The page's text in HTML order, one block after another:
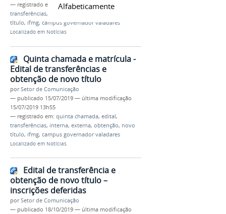
Alfabeticamente
— registrado em:
quarta chamada,edital
transferências,
título, ifmg, campus governador valadares
Localizado em Notícias
Quinta chamada e matrícula -
Edital de transferências e
obtenção de novo título
porSetor de Comunicação
— publicado 15/07/2019 — última modificação
15/07/2019 13h55
— registrado em: quinta chamada, edital,
transferências, interna, externa, obtenção, novo
título, ifmg, campus governador valadares
Localizado em Notícias
Edital de transferência e
obtenção de novo título –
inscrições deferidas
porSetor de Comunicação
— publicado 18/10/2019 — última modificação